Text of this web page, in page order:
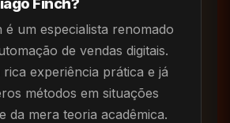
é um especialista renomado
de vendas digitais.
experiência prática e já
métodos em situações
da mera teoria acadêmica.